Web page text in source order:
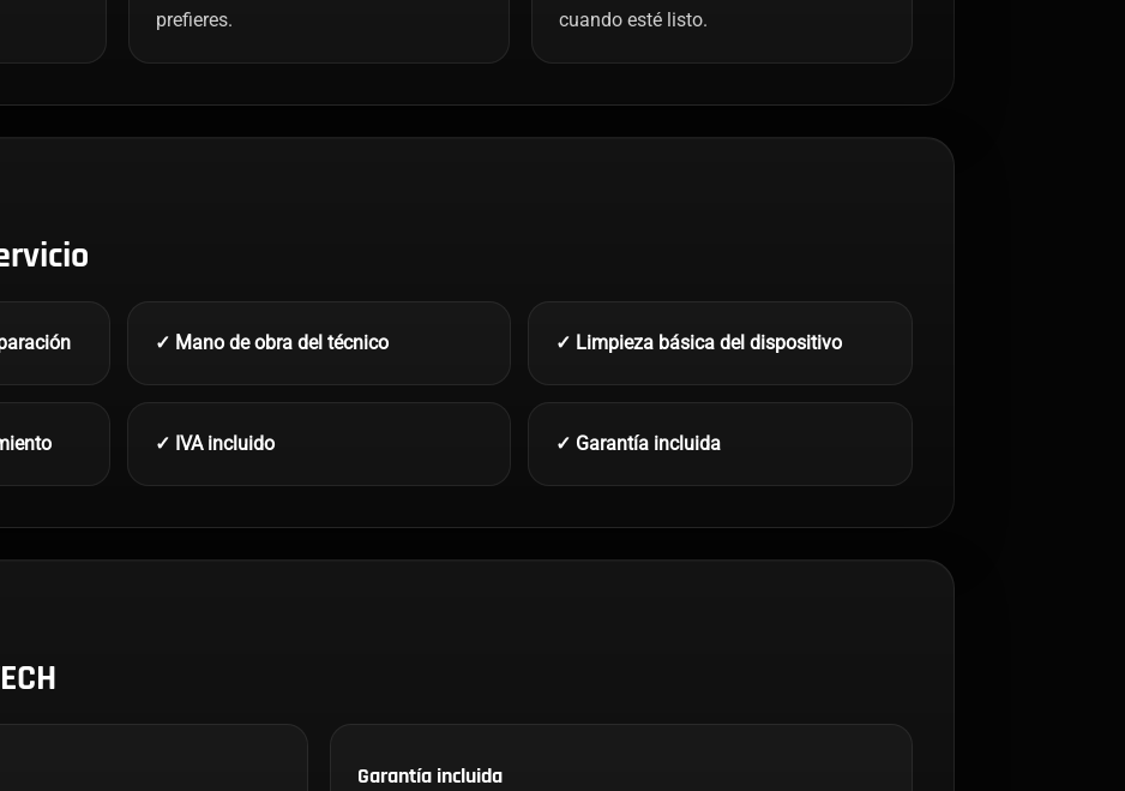
prefieres.
cuando esté listo.
✓ Mano de obra del técnico ✓ Limpieza básica del dispositivo
✓ IVA incluido ✓ Garantía incluida
Garantía incluida